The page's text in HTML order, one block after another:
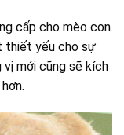
cấp cho mèo con
thiết yếu cho sự
vị mới cũng sẽ kích